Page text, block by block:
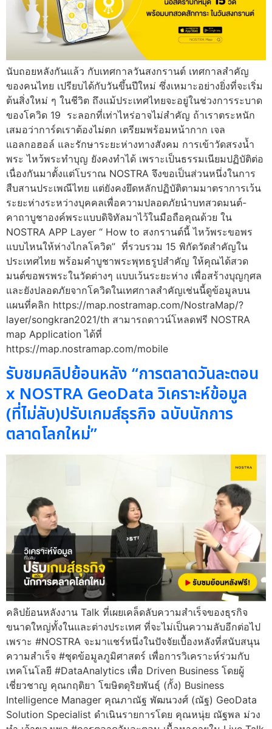
นับถอยหลังกันแล้ว กับเทศกาลวันสงกรานต์ เทศกาลสำคัญ
ของคนไทย เปรียบได้กับวันขึ้นปีใหม่ ซึ่งเหมาะอย่างยิ่งที่จะเริ่ม
ต้นสิ่งใหม่ ๆ ในชีวิต ถึงแม้ประเทศไทยจะอยู่ในช่วงการระบาด
ของโควิด 19 ระลอกที่เท่าไหร่อาจไม่สำคัญ ถ้าเราตระหนัก
เสมอว่าการ์ดเราต้องไม่ตก เตรียมพร้อมหน้ากาก เจล
แอลกอฮอล์ และรักษาระยะห่างทางสังคม การเข้าวัดสรงน้ำ
พระ ไหว้พระทำบุญ ยังคงทำได้ เพราะเป็นธรรมเนียมปฏิบัติต่อ
เนื่องกันมาตั้งแต่โบราณ NOSTRA จึงขอเป็นส่วนหนึ่งในการ
สืบสานประเพณีไทย แต่ยังคงยึดหลักปฏิบัติตามมาตราการเว้น
ระยะห่างระหว่างบุคคลเพื่อความปลอดภัยนำบทสวดมนต์-
คาถาบูชาองค์พระแบบดิจิทัลมาไว้ในมือถือคุณด้วย ใน
NOSTRA APP Layer “ How to สงกรานต์นี้ ไหว้พระขอพร
แบบไหนให้ห่างไกลโควิด” ที่รวบรวม 15 พิกัดวัดสำคัญใน
ประเทศไทย พร้อมคำบูชาพระพุทธรูปสำคัญ ให้คุณได้สวด
มนต์ขอพรพระในวัดต่างๆ แบบเว้นระยะห่าง เพื่อสร้างบุญกุศล
และยังปลอดภัยจากโควิดในเทศกาลสำคัญเช่นนี้ดูข้อมูลบน
แผนที่คลิก https://map.nostramap.com/NostraMap/?
layer/songkran2021/th สามารถดาวน์โหลดฟรี NOSTRA
map Application ได้ที่
https://map.nostramap.com/mobile
รับชมคลิปย้อนหลัง “การตลาดวันละตอน
x NOSTRA GeoData วิเคราะห์ข้อมูล
(ที่ไม่ลับ)ปรับเกมส์ธุรกิจ ฉบับนักการ
ตลาดโลกใหม่”
คลิปย้อนหลังงาน Talk ที่เผยเคล็ดลับความสำเร็จของธุรกิจ
ขนาดใหญ่ทั้งในและต่างประเทศ ที่จะไม่เป็นความลับอีกต่อไป
เพราะ #NOSTRA จะมาแชร์หนึ่งในปัจจัยเบื้องหลังที่สนับสนุน
ความสำเร็จ #ชุดข้อมูลภูมิศาสตร์ เพื่อการวิเคราะห์ร่วมกับ
เทคโนโลยี #DataAnalytics เพื่อ Driven Business โดยผู้
เชี่ยวชาญ คุณกฤติยา โฆษิตดุริยพันธุ์ (กั้ง) Business
Intelligence Manager คุณภาณัฐ พัฒนวงศ์ (ณัฐ) GeoData
Solution Specialist ดำเนินรายการโดย คุณหนุ่ย ณัฐพล ม่วง